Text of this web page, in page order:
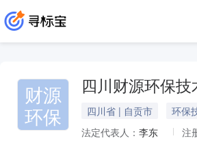
财源
环保
四川财源环保技
四川省 | 自贡市 环保
法定代表人： 李东 注